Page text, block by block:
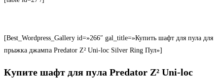
[Best_Wordpress_Gallery id=»266″ gal_title=»Купить шафт для пула для
прыжка джампа Predator Z² Uni-loc Silver Ring Пул»]
Купите шафт для пула Predator Z² Uni-loc